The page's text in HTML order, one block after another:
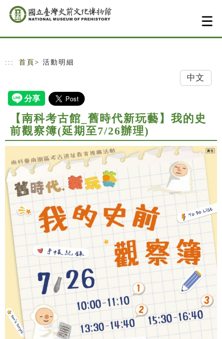
跳到主要內容
網站導覽
::: 首頁 > 活動明細
中文
【南科考古館_舊時代新玩藝】我的史
前觀察簿(延期至7/26辦理)